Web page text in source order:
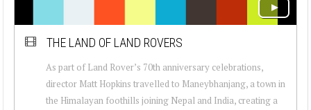
THE LAND OF LAND ROVERS
As part of Land Rover’s 70th anniversary celebrations,
director Matt Hopkins travelled to Maneybhanjang, a town in
the Himalayan foothills joining Nepal and India, creating a